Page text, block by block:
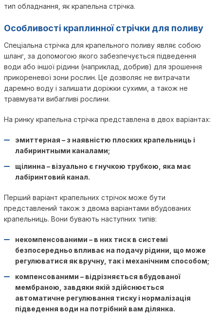
тип обладнання, як крапельна стрічка.
Особливості краплинної стрічки для поливу
Спеціальна стрічка для крапельного поливу являє собою
шланг, за допомогою якого забезпечується підведення
води або іншої рідини (наприклад, добрив) для зрошення
прикореневої зони рослин. Це дозволяє не витрачати
даремно воду і залишати доріжки сухими, а також не
травмувати вибагливі рослини.
На ринку крапельна стрічка представлена в двох варіантах:
эмиттерная – з наявністю плоских крапельниць і
лабиринтными каналами;
щілинна – візуально є гнучкою трубкою, яка має
лабіринтовий канал.
Перший варіант крапельних стрічок може бути
представлений також з двома варіантами вбудованих
крапельниць. Вони бувають наступних типів:
некомпенсованими – в них тиск в системі
безпосередньо впливає на подачу рідини, що може
регулюватися як вручну, так і механічним способом;
компенсованими – відрізняється вбудованої
мембраною, завдяки якій здійснюється
автоматичне регулювання тиску і нормалізація
підведення води на потрібний вам ділянка.